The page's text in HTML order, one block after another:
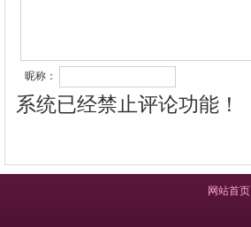
昵称：
系统已经禁止评论功能！
网站首页